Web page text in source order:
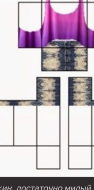
достаточно милый